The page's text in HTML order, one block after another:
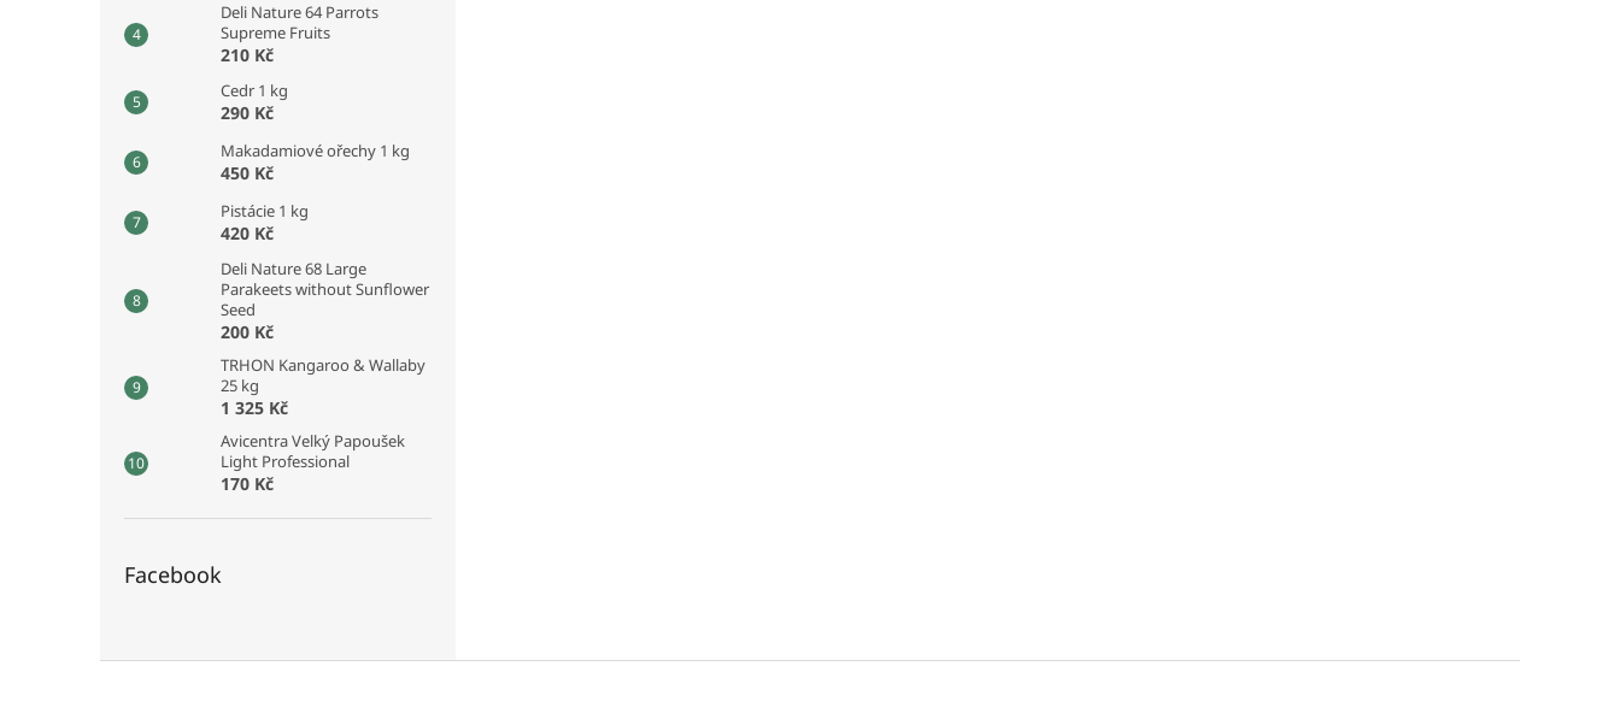
Deli Nature 64 Parrots
Supreme Fruits
210 Kč
Cedr 1 kg
290 Kč
Makadamiové ořechy 1 kg
450 Kč
Pistácie 1 kg
420 Kč
Deli Nature 68 Large
Parakeets without Sunflower
Seed
200 Kč
TRHON Kangaroo & Wallaby
25 kg
1 325 Kč
Avicentra Velký Papoušek
Light Professional
170 Kč
Facebook